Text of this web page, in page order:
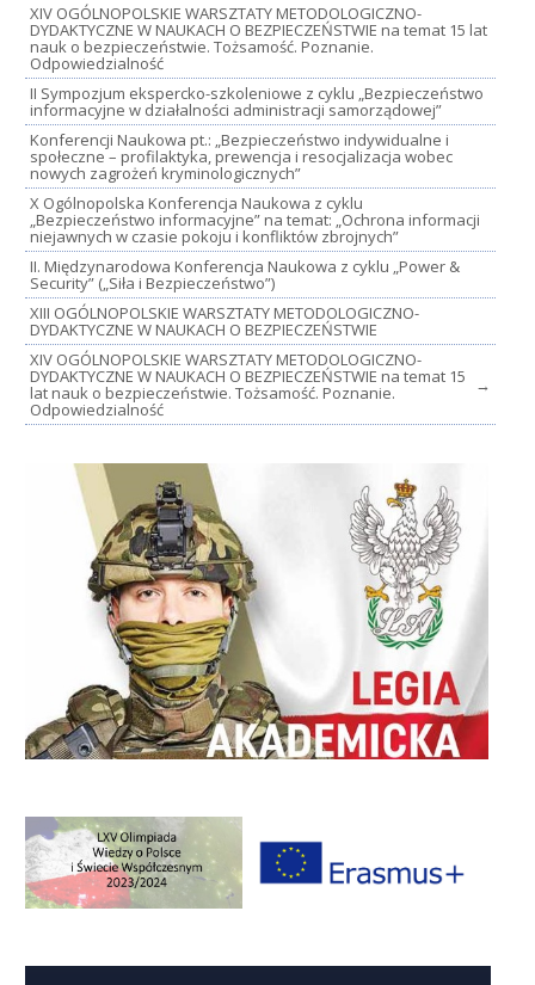
XIV OGÓLNOPOLSKIE WARSZTATY METODOLOGICZNO-
DYDAKTYCZNE W NAUKACH O BEZPIECZEŃSTWIE na temat 15 lat
nauk o bezpieczeństwie. Tożsamość. Poznanie.
Odpowiedzialność
II Sympozjum ekspercko-szkoleniowe z cyklu „Bezpieczeństwo
informacyjne w działalności administracji samorządowej”
Konferencji Naukowa pt.: „Bezpieczeństwo indywidualne i
społeczne – profilaktyka, prewencja i resocjalizacja wobec
nowych zagrożeń kryminologicznych”
X Ogólnopolska Konferencja Naukowa z cyklu
„Bezpieczeństwo informacyjne” na temat: „Ochrona informacji
niejawnych w czasie pokoju i konfliktów zbrojnych”
II. Międzynarodowa Konferencja Naukowa z cyklu „Power &
Security” („Siła i Bezpieczeństwo”)
XIII OGÓLNOPOLSKIE WARSZTATY METODOLOGICZNO-
DYDAKTYCZNE W NAUKACH O BEZPIECZEŃSTWIE
XIV OGÓLNOPOLSKIE WARSZTATY METODOLOGICZNO-
DYDAKTYCZNE W NAUKACH O BEZPIECZEŃSTWIE na temat 15
lat nauk o bezpieczeństwie. Tożsamość. Poznanie.
Odpowiedzialność
→